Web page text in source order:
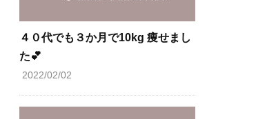
４０代でも３か月で10kg 痩せまし
た💕
2022/02/02